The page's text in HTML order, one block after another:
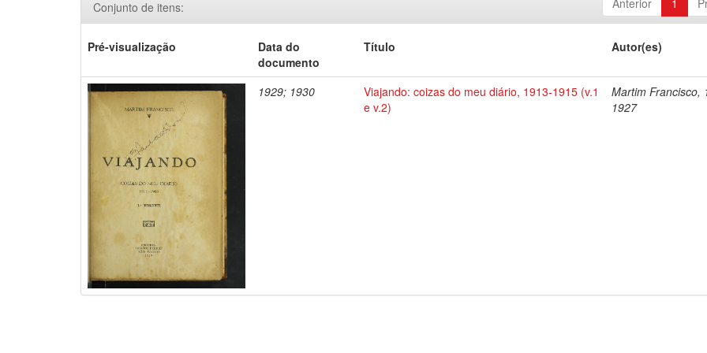
Anterior 1
Conjunto de itens:
Pré-visualização
Data do
documento
Título Autor(es)
1929; 1930
Viajando: coizas do meu diário, 1913-1915 (v.1
e v.2)
Martim Francisco,
1927